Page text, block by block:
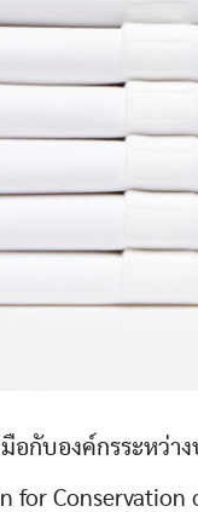
อกับองค์กรระหว่า
for Conservation